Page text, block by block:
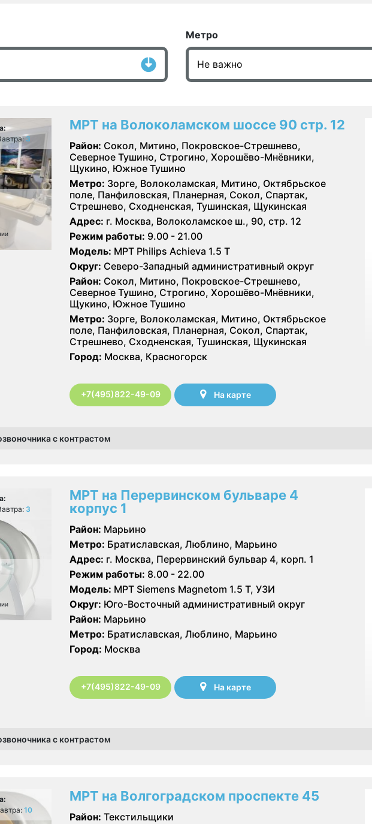
Метро
3
МРТ на Волоколамском шоссе 90 стр. 12
Район: Сокол, Митино, Покровское-Стрешнево,
Северное Тушино, Строгино, Хорошёво-Мнёвники,
Щукино, Южное Тушино
Метро: Зорге, Волоколамская, Митино, Октябрьское
поле, Панфиловская, Планерная, Сокол, Спартак,
Стрешнево, Сходненская, Тушинская, Щукинская
Адрес: г. Москва, Волоколамское ш., 90, стр. 12
Режим работы: 9.00 - 21.00
Модель: МРТ Philips Achieva 1.5 T
Округ: Северо-Западный административный округ
Район: Сокол, Митино, Покровское-Стрешнево,
Северное Тушино, Строгино, Хорошёво-Мнёвники,
Щукино, Южное Тушино
Метро: Зорге, Волоколамская, Митино, Октябрьское
поле, Панфиловская, Планерная, Сокол, Спартак,
Стрешнево, Сходненская, Тушинская, Щукинская
Город: Москва, Красногорск
+7(495)822-49-09 На карте
с контрастом
3
МРТ на Перервинском бульваре 4
корпус 1
Район: Марьино
Метро: Братиславская, Люблино, Марьино
Адрес: г. Москва, Перервинский бульвар 4, корп. 1
Режим работы: 8.00 - 22.00
Модель: МРТ Siemens Magnetom 1.5 Т, УЗИ
Округ: Юго-Восточный административный округ
Район: Марьино
Метро: Братиславская, Люблино, Марьино
Город: Москва
+7(495)822-49-09 На карте
с контрастом
10
МРТ на Волгоградском проспекте 45
Район: Текстильщики